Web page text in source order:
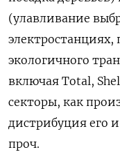
(улавливание
электростанциях,
экологичного
включая Total,
секторы, как
дистрибуция его
проч.